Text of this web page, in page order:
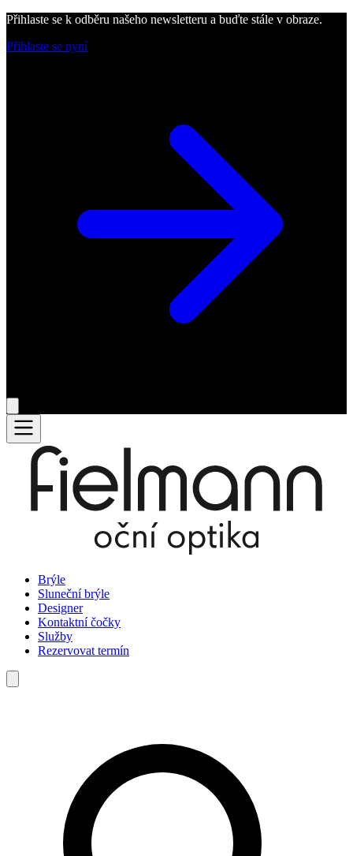
Přihlaste se k odběru našeho newsletteru a buďte stále v obraze.
Přihlaste se nyní
Brýle
Sluneční brýle
Designer
Kontaktní čočky
Služby
Rezervovat termín